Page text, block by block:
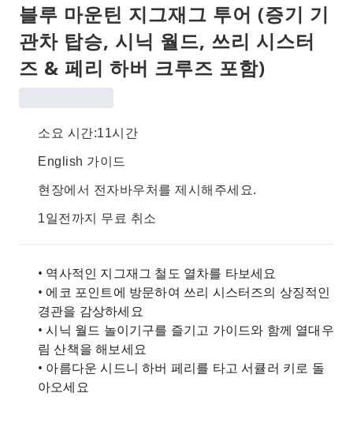
블루 마운틴 지그재그 투어 (증기 기
관차 탑승, 시닉 월드, 쓰리 시스터
즈 & 페리 하버 크루즈 포함)
소요 시간:11시간
English 가이드
현장에서 전자바우처를 제시해주세요.
1일전까지 무료 취소
• 역사적인 지그재그 철도 열차를 타보세요
• 에코 포인트에 방문하여 쓰리 시스터즈의 상징적인
경관을 감상하세요
• 시닉 월드 놀이기구를 즐기고 가이드와 함께 열대우
림 산책을 해보세요
• 아름다운 시드니 하버 페리를 타고 서큘러 키로 돌
아오세요